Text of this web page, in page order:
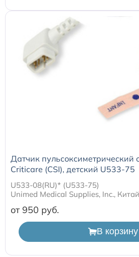
Датчик пульсоксиметрический
Criticare (CSI), детский U533-75
U533-08(RU)* (U533-75)
Unimed Medical Supplies, Inc., Китай
от 950
В корзину